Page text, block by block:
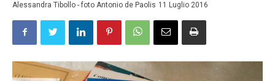
Alessandra Tibollo - foto Antonio de Paolis 11 Luglio 2016